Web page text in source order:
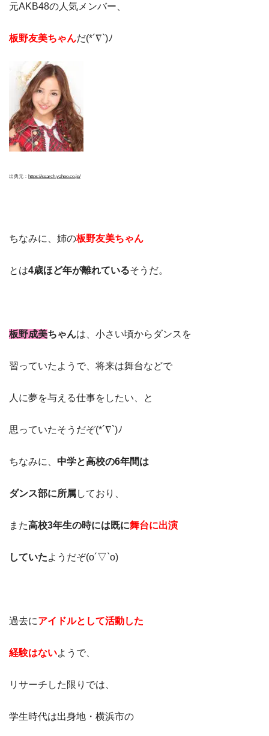
元AKB48の人気メンバー、
板野友美ちゃんだ(*´∇`)ﾉ
出典元： https://search.yahoo.co.jp/
ちなみに、姉の板野友美ちゃん
とは4歳ほど年が離れているそうだ。
板野成美ちゃんは、小さい頃からダンスを
習っていたようで、将来は舞台などで
人に夢を与える仕事をしたい、と
思っていたそうだぞ(*´∇`)ﾉ
ちなみに、 中学と高校の6年間は
ダンス部に所属しており、
また高校3年生の時には既に舞台に出演
していたようだぞ(o´▽`o)
過去にアイドルとして活動した
経験はないようで、
リサーチした限りでは、
学生時代は出身地・横浜市の